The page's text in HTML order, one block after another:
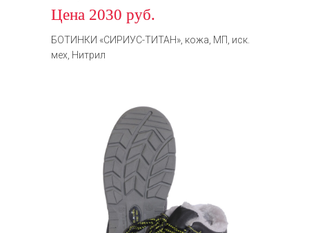
Цена 2030 руб.
БОТИНКИ «СИРИУС-ТИТАН», кожа, МП, иск.
мех, Нитрил